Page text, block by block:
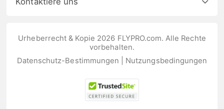
Urheberrecht & Kopie 2026 FLYPRO.com. Alle Rechte
vorbehalten.
Datenschutz-Bestimmungen
Nutzungsbedingungen